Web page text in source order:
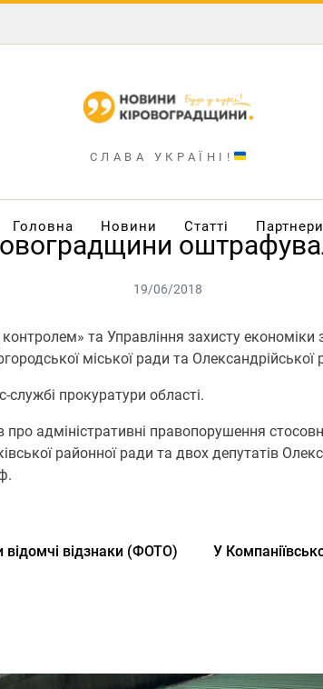
СЛАВА УКРАЇНІ!
Головна Новини Статті Партнери
19/06/2018
контролем» та Управління захисту
міської ради та
прокуратури області.
адміністративні правопорушення
районної ради та двох депутатів
відомчі відзнаки (ФОТО) У